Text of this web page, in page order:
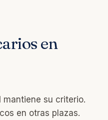
en
mantiene su criterio.
en otras plazas.